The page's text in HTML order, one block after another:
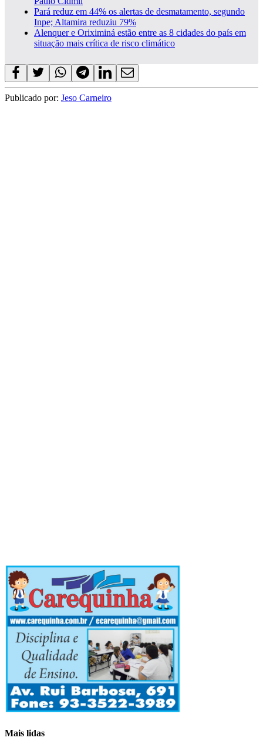
Pará reduz em 44% os alertas de desmatamento, segundo
Inpe; Altamira reduziu 79%
Alenquer e Oriximiná estão entre as 8 cidades do país em
situação mais crítica de risco climático
Publicado por: Jeso Carneiro
Mais lidas